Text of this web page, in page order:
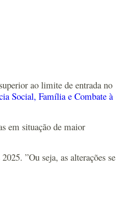
ao limite de entrada no
Social, Família e Combate à
em situação de maior
”Ou seja, as alterações se